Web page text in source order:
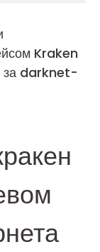
Kraken
за darknet-